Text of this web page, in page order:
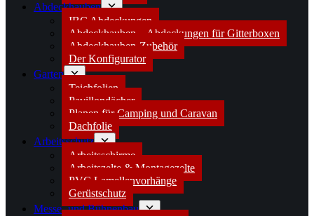
Abdeckhauben
IBC Abdeckungen
Abdeckhauben – Abdeckungen für Gitterboxen
Abdeckhauben-Zubehör
Der Konfigurator
Garten
Teichfolien
Pavillondächer
Planen für Camping und Caravan
Dachfolie
Arbeitsschutz
Arbeitsschirme
Arbeitszelte & Montagezelte
PVC Lamellenvorhänge
Gerüstschutz
Messe- und Bühnenbau